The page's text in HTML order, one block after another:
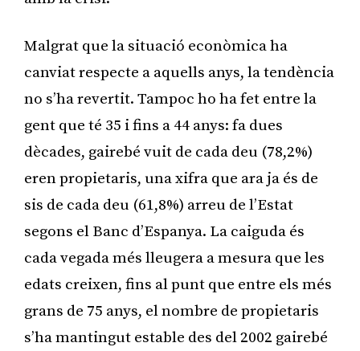
Malgrat que la situació econòmica ha
canviat respecte a aquells anys, la tendència
no s’ha revertit. Tampoc ho ha fet entre la
gent que té 35 i fins a 44 anys: fa dues
dècades, gairebé vuit de cada deu (78,2%)
eren propietaris, una xifra que ara ja és de
sis de cada deu (61,8%) arreu de l’Estat
segons el Banc d’Espanya. La caiguda és
cada vegada més lleugera a mesura que les
edats creixen, fins al punt que entre els més
grans de 75 anys, el nombre de propietaris
s’ha mantingut estable des del 2002 gairebé